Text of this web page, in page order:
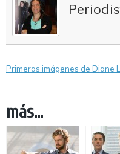
Primeras imágenes de Diane
más...